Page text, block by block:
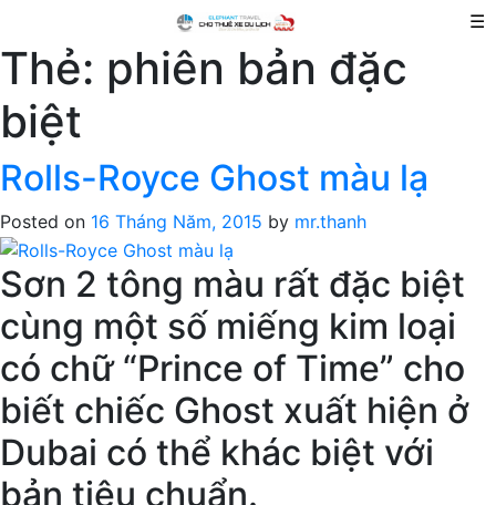
☰
Thẻ: phiên bản đặc
biệt
Rolls-Royce Ghost màu lạ
Posted on 16 Tháng Năm, 2015 by mr.thanh
Sơn 2 tông màu rất đặc biệt
cùng một số miếng kim loại
có chữ “Prince of Time” cho
biết chiếc Ghost xuất hiện ở
Dubai có thể khác biệt với
bản tiêu chuẩn.